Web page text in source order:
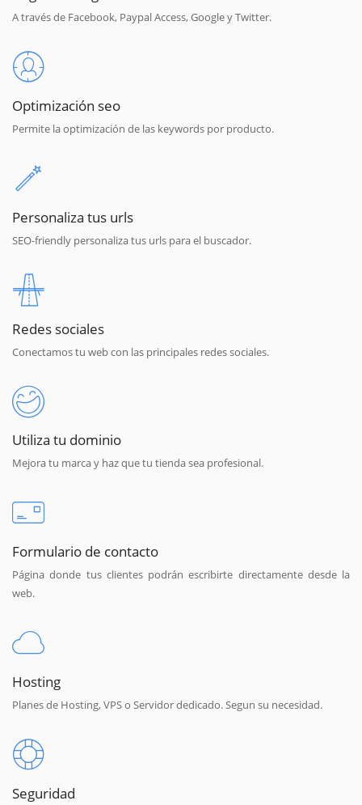
A través de Facebook, Paypal Access, Google y Twitter.
Optimización seo
Permite la optimización de las keywords por producto.
Personaliza tus urls
SEO-friendly personaliza tus urls para el buscador.
Redes sociales
Conectamos tu web con las principales redes sociales.
Utiliza tu dominio
Mejora tu marca y haz que tu tienda sea profesional.
Formulario de contacto
Página donde tus clientes podrán escribirte directamente desde la
web.
Hosting
Planes de Hosting, VPS o Servidor dedicado. Segun su necesidad.
Seguridad